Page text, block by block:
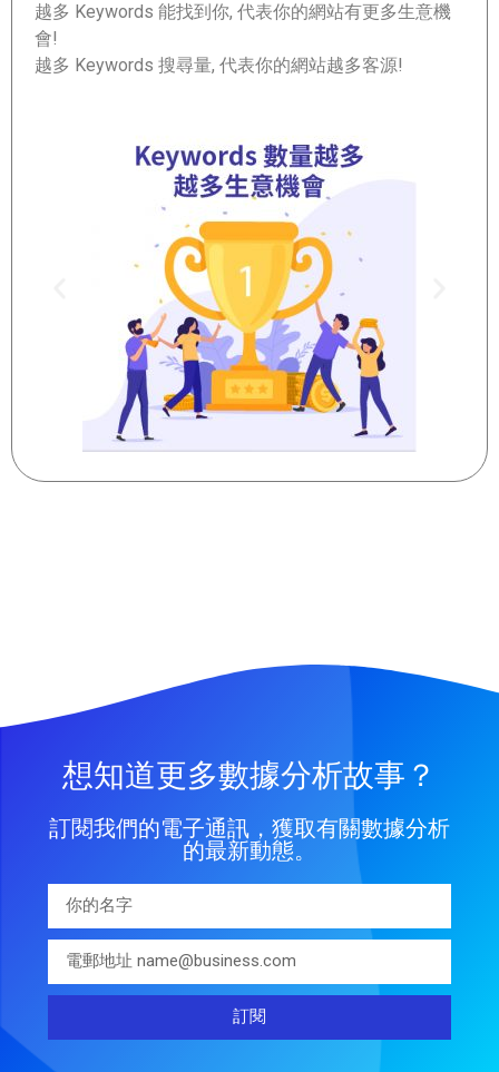
越多 Keywords 能找到你, 代表你的網站有更多生意機
會!
越多 Keywords 搜尋量, 代表你的網站越多客源!
想知道更多數據分析故事？
訂閱我們的電子通訊，獲取有關數據分析
的最新動態。
訂閱